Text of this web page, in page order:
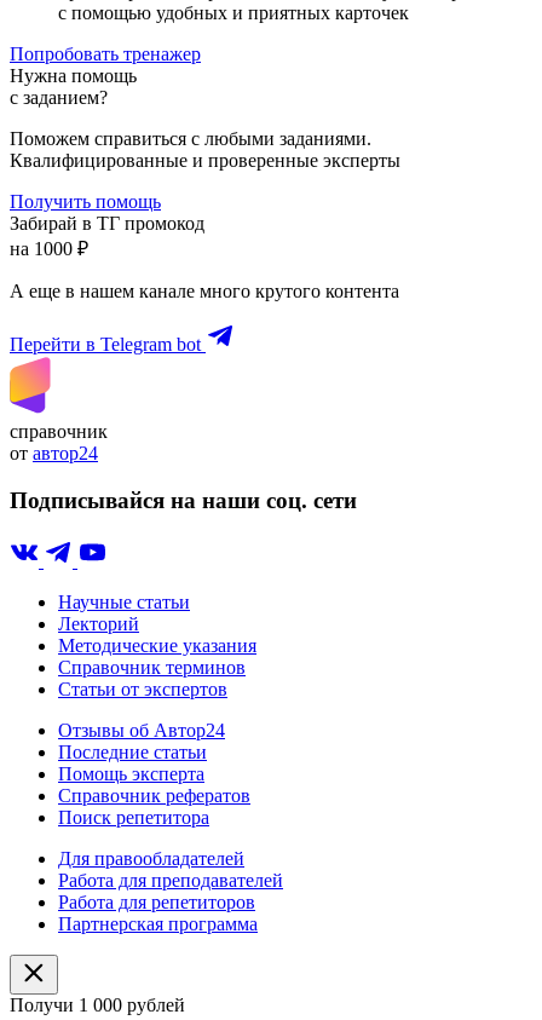
с помощью удобных и приятных карточек
Попробовать тренажер
Нужна помощь
с заданием?
Поможем справиться с любыми заданиями.
Квалифицированные и проверенные эксперты
Получить помощь
Забирай в ТГ промокод
на 1000 ₽
А еще в нашем канале много крутого контента
Перейти в Telegram bot
справочник
от автор24
Подписывайся на наши соц. сети
Научные статьи
Лекторий
Методические указания
Справочник терминов
Статьи от экспертов
Отзывы об Автор24
Последние статьи
Помощь эксперта
Справочник рефератов
Поиск репетитора
Для правообладателей
Работа для преподавателей
Работа для репетиторов
Партнерская программа
Получи 1 000 рублей